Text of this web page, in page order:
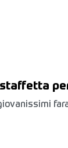
staffetta